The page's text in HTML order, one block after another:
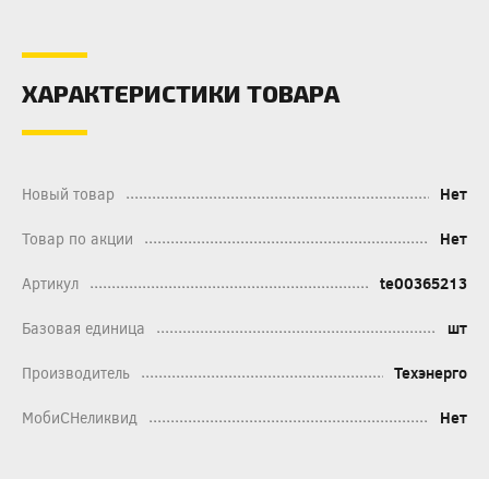
ХАРАКТЕРИСТИКИ ТОВАРА
Новый товар Нет
Товар по акции Нет
Артикул te00365213
Базовая единица шт
Производитель Техэнерго
МобиСНеликвид Нет